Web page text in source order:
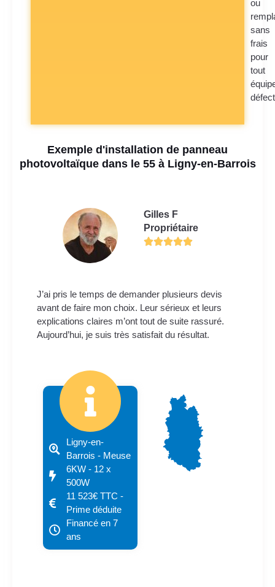
ou
sans
frais
pour
tout
Exemple d'installation de panneau
photovoltaïque dans le 55 à Ligny-en-Barrois
Gilles F
Propriétaire
J’ai pris le temps de demander plusieurs devis
avant de faire mon choix. Leur sérieux et leurs
explications claires m’ont tout de suite rassuré.
Aujourd’hui, je suis très satisfait du résultat.
Ligny-en-
Barrois - Meuse
6KW - 12 x
500W
11 523€ TTC -
Prime déduite
Financé en 7
ans